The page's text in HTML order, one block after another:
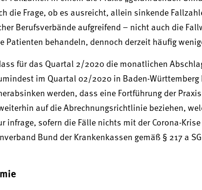
die Frage, ob es ausreicht, allein sinkende
Berufsverbände aufgreifend – nicht auch die
Patienten behandeln, dennoch derzeit häufig
für das Quartal 2/2020 die monatlichen
im Quartal 02/2020 in Baden-Württemberg
werden, dass eine Fortführung der
auf die Abrechnungsrichtlinie beziehen,
infrage, sofern die Fälle nichts mit der Corona-
Bund der Krankenkassen gemäß § 217 a